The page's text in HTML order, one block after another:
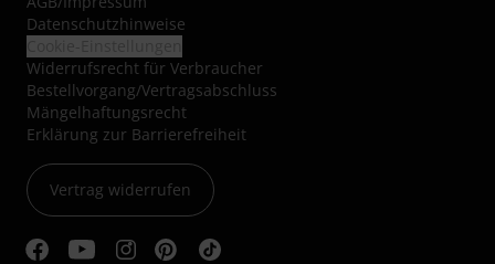
Datenschutzhinweise
Widerrufsrecht für Verbraucher
Bestellvorgang/Vertragsabschluss
Mängelhaftungsrecht
Erklärung zur Barrierefreiheit
Vertrag widerrufen